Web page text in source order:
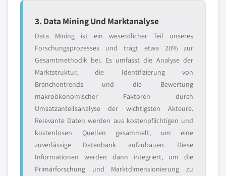
3. Data Mining Und Marktanalyse
Data Mining ist ein wesentlicher Teil unseres
Forschungsprozesses und trägt etwa 20% zur
Gesamtmethodik bei. Es umfasst die Analyse der
Marktstruktur, die Identifizierung von
Branchentrends und die Bewertung
makroökonomischer Faktoren durch
Umsatzanteilsanalyse der wichtigsten Akteure.
Relevante Daten werden aus kostenpflichtigen und
kostenlosen Quellen gesammelt, um eine
zuverlässige Datenbank aufzubauen. Diese
Informationen werden dann integriert, um die
Primärforschung und Marktdimensionierung zu